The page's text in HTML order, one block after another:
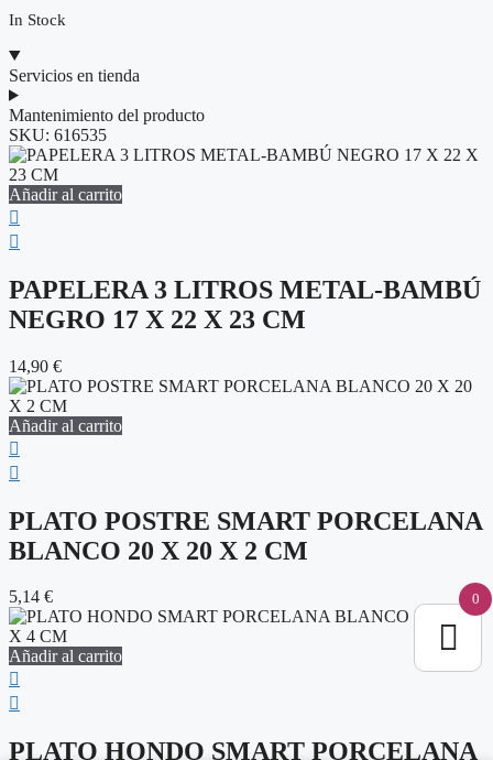
In Stock
Servicios en tienda
Mantenimiento del producto
SKU: 616535
Añadir al carrito
PAPELERA 3 LITROS METAL-BAMBÚ
NEGRO 17 X 22 X 23 CM
14,90 €
Añadir al carrito
PLATO POSTRE SMART PORCELANA
BLANCO 20 X 20 X 2 CM
5,14 €
Añadir al carrito
PLATO HONDO SMART PORCELANA
0